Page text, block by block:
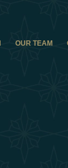
OUR TEAM